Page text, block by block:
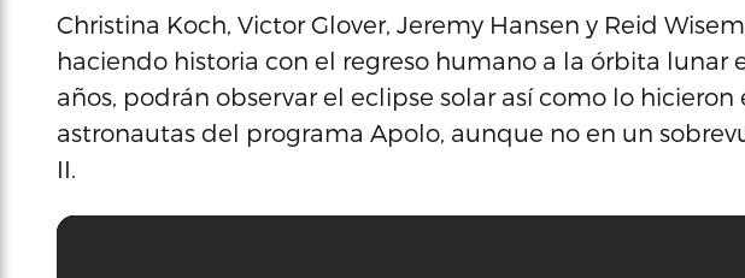
Christina Koch, Victor Glover, Jeremy Hansen y Reid
haciendo historia con el regreso humano a la órbita lunar
años, podrán observar el eclipse solar así como lo
astronautas del programa Apolo, aunque no en un
II.